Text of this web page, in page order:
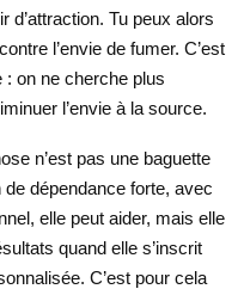
d’attraction. Tu peux alors
l’envie de fumer. C’est
: on ne cherche plus
l’envie à la source.
n’est pas une baguette
dépendance forte, avec
elle peut aider, mais elle
quand elle s’inscrit
C’est pour cela